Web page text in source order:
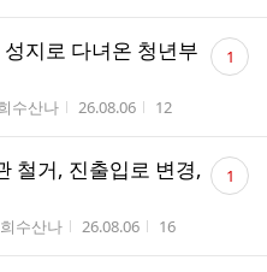
지로 다녀온 청년부
수산나 작성시간
26.08.06 조회수
12
댓
글 1
철거, 진출입로 변경,
수산나 작성시간
26.08.06 조회수
16
댓
글 1